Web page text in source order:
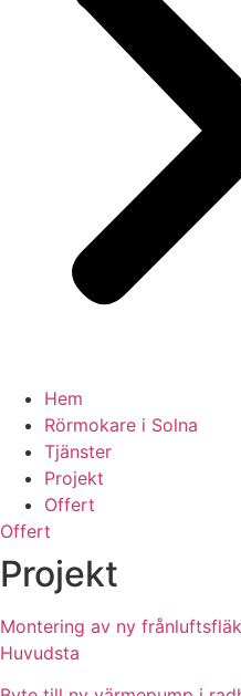
Hem
Rörmokare i Solna
Tjänster
Projekt
Offert
Offert
Projekt
Montering av ny
Huvudsta